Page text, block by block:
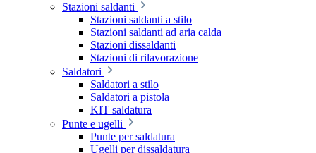
Stazioni saldanti
Stazioni saldanti a stilo
Stazioni saldanti ad aria calda
Stazioni dissaldanti
Stazioni di rilavorazione
Saldatori
Saldatori a stilo
Saldatori a pistola
KIT saldatura
Punte e ugelli
Punte per saldatura
Ugelli per dissaldatura